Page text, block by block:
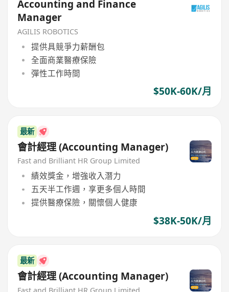
Accounting and Finance
Manager
AGILIS ROBOTICS
提供具競爭力薪酬包
全面商業醫療保險
彈性工作時間
$50K-60K/月
最新
會計經理 (Accounting Manager)
Fast and Brilliant HR Group Limited
績效獎金，增強收入潛力
五天半工作週，享更多個人時間
提供醫療保險，關懷個人健康
$38K-50K/月
最新
會計經理 (Accounting Manager)